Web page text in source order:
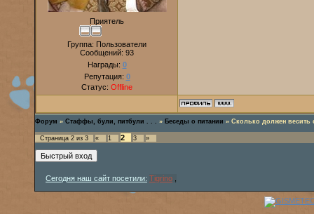
Приятель
Группа: Пользователи
Сообщений: 93
Награды: 0
Репутация: 0
Статус: Offline
Форум » Стаффы, були, питбули . . . » Беседы о питании » Сколько должен весить
Страница 2 из 3 « 1 2 3 »
Сегодня наш сайт посетили: Tigrino